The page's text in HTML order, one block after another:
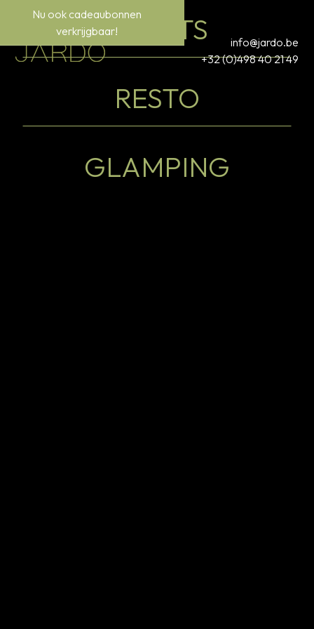
info@jardo.be
+32 (0)498 40 21 49
Nu ook cadeaubonnen
verkrijgbaar!EVENTS
RESTO
GLAMPING